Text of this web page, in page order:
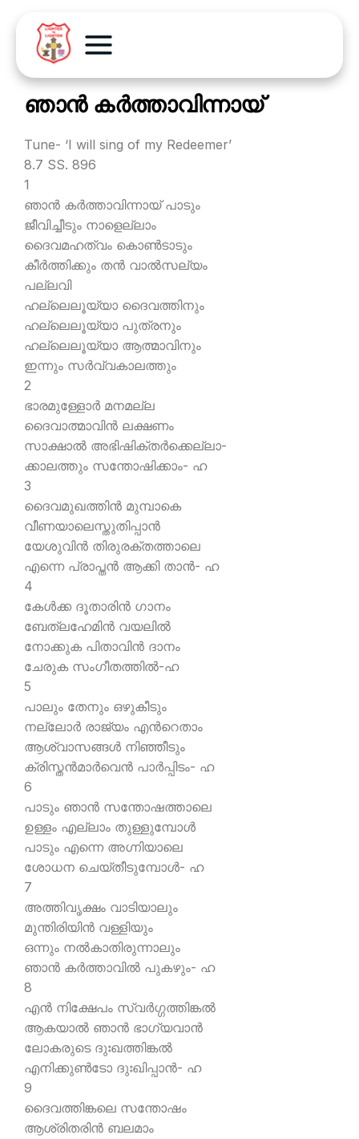
ഞാന്‍ കര്‍ത്താവിന്നായ്
Tune- ‘I will sing of my Redeemer’
8.7 SS. 896
1
ഞാന്‍ കര്‍ത്താവിന്നായ് പാടും
ജീവിച്ചീടും നാളെല്ലാം
ദൈവമഹത്വം കൊണ്‍ടാടും
കീര്‍ത്തിക്കും തന്‍ വാല്‍സല്യം
പല്ലവി
ഹല്ലെലൂയ്യാ ദൈവത്തിനും
ഹല്ലെലൂയ്യാ പുത്രനും
ഹല്ലെലൂയ്യാ ആത്മാവിനും
ഇന്നും സര്‍വ്വകാലത്തും
2
ഭാരമുള്ളോര്‍ മനമല്ല
ദൈവാത്മാവിന്‍ ലക്ഷണം
സാക്ഷാല്‍ അഭിഷിക്തര്‍ക്കെല്ലാ-
ക്കാലത്തും സന്തോഷിക്കാം- ഹ
3
ദൈവമുഖത്തിന്‍ മുമ്പാകെ
വീണയാലെസ്തുതിപ്പാന്‍
യേശുവിന്‍ തിരുരക്തത്താലെ
എന്നെ പ്രാപ്തന്‍ ആക്കി താന്‍- ഹ
4
കേള്‍ക്ക ദൂതാരിന്‍ ഗാനം
ബേത്ലഹേമിന്‍ വയലില്‍
നോക്കുക പിതാവിന്‍ ദാനം
ചേരുക സംഗീതത്തില്‍-ഹ
5
പാലും തേനും ഒഴുകീടും
നല്ലോര്‍ രാജ്യം എന്‍റെതാം
ആശ്വാസങ്ങള്‍ നിഞ്ഞീടും
ക്രിസ്തന്‍മാര്‍വെന്‍ പാര്‍പ്പിടം- ഹ
6
പാടും ഞാന്‍ സന്തോഷത്താലെ
ഉള്ളം എല്ലാം തുള്ളുമ്പോള്‍
പാടും എന്നെ അഗ്നിയാലെ
ശോധന ചെയ്തീടുമ്പോള്‍- ഹ
7
അത്തിവൃക്ഷം വാടിയാലും
മുന്തിരിയിന്‍ വള്ളിയും
ഒന്നും നല്‍കാതിരുന്നാലും
ഞാന്‍ കര്‍ത്താവില്‍ പുകഴും- ഹ
8
എന്‍ നിക്ഷേപം സ്വര്‍ഗ്ഗത്തിങ്കല്‍
ആകയാല്‍ ഞാന്‍ ഭാഗ്യവാന്‍
ലോകരുടെ ദുഃഖത്തിങ്കല്‍
എനിക്കുണ്‍ടോ ദുഃഖിപ്പാന്‍- ഹ
9
ദൈവത്തിങ്കലെ സന്തോഷം
ആശ്രിതരിന്‍ ബലമാം